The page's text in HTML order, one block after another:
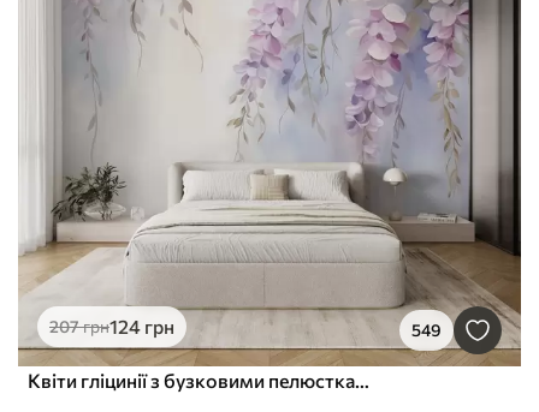
207грн124 грн 549
Квіти гліцинії з бузковими пелюстками та зеленим листям, що звисає з гілок, м'які пастельні кольори, пастельний фон